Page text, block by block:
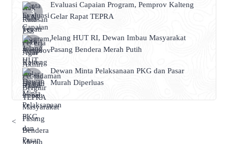
Evaluasi Capaian Program, Pemprov Kalteng
Gelar Rapat TEPRA
Jelang HUT RI, Dewan Imbau Masyarakat
Pasang Bendera Merah Putih
Dewan Minta Pelaksanaan PKG dan Pasar
Murah Diperluas
<